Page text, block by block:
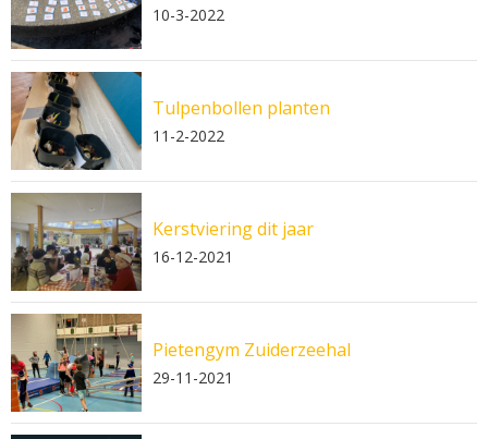
10-3-2022
Tulpenbollen planten
11-2-2022
Kerstviering dit jaar
16-12-2021
Pietengym Zuiderzeehal
29-11-2021